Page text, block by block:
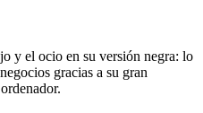
y el ocio en su versión negra: lo
gracias a su gran